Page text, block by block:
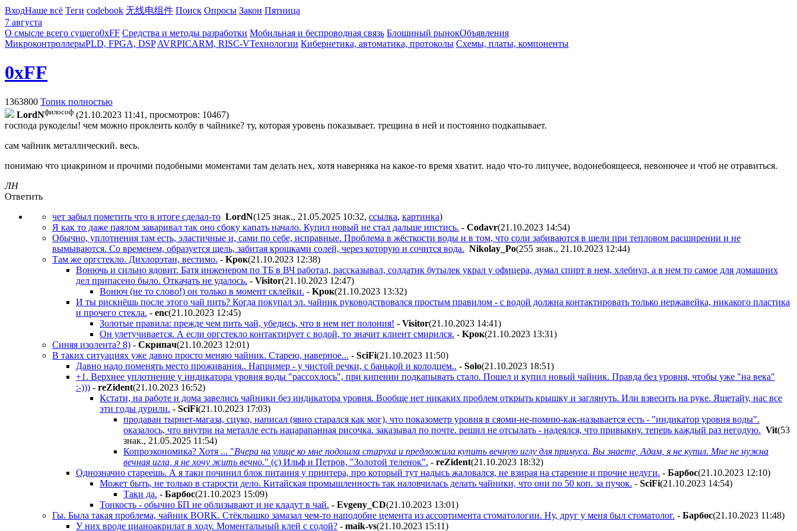
ВходНаше всё Теги codebook 无线电组件 Поиск Опросы Закон Пятница
7 августа
О смысле всего сущего0xFF Средства и методы разработки Мобильная и беспроводная связь Блошиный рынокОбъявления
МикроконтроллерыPLD, FPGA, DSP AVRPICARM, RISC-VТехнологии Кибернетика, автоматика, протоколы Схемы, платы, компоненты
0xFF
1363800 Топик полностью
LordNфилософ (21.10.2023 11:41, просмотров: 10467)
господа рукоделы! чем можно проклеить колбу в чайнике? ту, которая уровень показывает. трещина в ней и постоянно подкапывает.
сам чайник металлический. весь.
понимаю что циакрином и прочими подобными моментами там делать нех, хотя наверняка на какое-то время хватит. надо что-то липучее, водонебоящееся, невонючее и чтоб не отравиться.
ЛН
Ответить
чет забыл пометить что в итоге сделал-то LordN(125 знак., 21.05.2025 10:32, ссылка, картинка)
Я как то даже паялом заваривал так оно сбоку капать начало. Купил новый не стал дальше ипстись. - Codavr(21.10.2023 14:54)
Обычно, уплотнения там есть, эластичные и, сами по себе, исправные. Проблема в жёсткости воды и в том, что соли забиваются в щели при тепловом расширении и не
вымываются. Со временем, образуется щель, забитая крошками солей, через которую и сочится вода. Nikolay_Po(255 знак., 21.10.2023 12:44)
Там же оргстекло. Дихлорэтан, вестимо. - Kpoк(21.10.2023 12:38)
Вонючь и сильно ядовит. Батя инженером по ТБ в ВЧ работал, рассказывал, солдатик бутылек украл у офицера, думал спирт в нем, хлебнул, а в нем то самое для домашних
дел припасено было. Откачать не удалось. - Visitor(21.10.2023 12:47)
Вонюч (не то слово!) он только в момент склейки. - Kpoк(21.10.2023 13:32)
И ты рискнёшь после этого чай пить? Когда покупал эл. чайник руководствовался простым правилом - с водой должна контактировать только нержавейка, никакого пластика
и прочего стекла. - enc(21.10.2023 12:45)
Золотые правила: прежде чем пить чай, убедись, что в нем нет полония! - Visitor(21.10.2023 14:41)
Он улетучивается. А если оргстекло контактирует с водой, то значит клиент смирился. - Kpoк(21.10.2023 13:31)
Синяя изолента? 8) - Cкpипaч(21.10.2023 12:01)
В таких ситуациях уже давно просто меняю чайник. Старею, наверное... - SciFi(21.10.2023 11:50)
Давно надо поменять место проживания.. Например - у чистой речки, с банькой и колодцем.. - Solo(21.10.2023 18:51)
+1. Верхнее уплотнение у индикатора уровня воды "рассохлось", при кипении подкапывать стало. Пошел и купил новый чайник. Правда без уровня, чтобы уже "на века"
:-))) - reZident(21.10.2023 16:52)
Кстати, на работе и дома завелись чайники без индикатора уровня. Вообще нет никаких проблем открыть крышку и заглянуть. Или взвесить на руке. Ящетайу, нас все
эти годы дурили. - SciFi(21.10.2023 17:03)
продаван тырнет-магаза, сцуко, написал (явно старался как мог), что показометр уровня в сяоми-не-помню-как-называется есть - "индикатор уровня воды".
оказалось, что внутри на металле есть нацарапанная рисочка. заказывал по почте. решил не отсылать - надеялся, что привыкну. теперь каждый раз негодую. Vit(53
знак., 21.05.2025 11:54)
Копроэкономика? Хотя ... "Вчера на улице ко мне подошла старуха и предложила купить вечную иглу для примуса. Вы знаете, Адам, я не купил. Мне не нужна
вечная игла, я не хочу жить вечно." (с) Ильф и Петров, "Золотой теленок". - reZident(21.10.2023 18:32)
Однозначно стареешь. А я таки починил блок питания у принтера, про который тут надысь жаловался, не взирая на старение и прочие недуги. - Бapбoc(21.10.2023 12:10)
Может быть, не только в старости дело. Китайская промышленность так наловчилась делать чайники, что они по 50 коп. за пучок. - SciFi(21.10.2023 14:54)
Таки да. - Бapбoc(21.10.2023 15:09)
Тонкость - обычно БП не облизывают и не кладут в чай. - Evgeny_CD(21.10.2023 13:01)
Гы. Была такая проблема, чайник BORK. Стёклышко замазал чем-то наподобие цемента из ассортимента стоматологии. Ну, друг у меня был стоматолог. - Бapбoc(21.10.2023 11:48)
У них вроде цианоакрилат в ходу. Моментальный клей с содой? - maik-vs(21.10.2023 15:11)